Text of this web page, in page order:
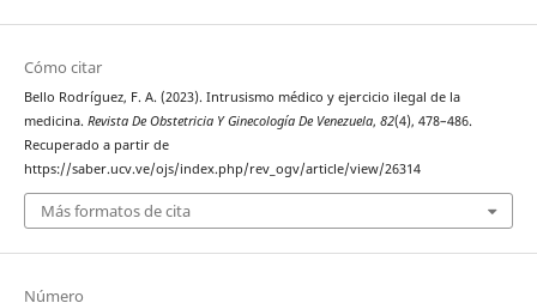
Cómo citar
Bello Rodríguez, F. A. (2023). Intrusismo médico y ejercicio ilegal de la
medicina. Revista De Obstetricia Y Ginecología De Venezuela, 82(4), 478–486.
Recuperado a partir de
https://saber.ucv.ve/ojs/index.php/rev_ogv/article/view/26314
Más formatos de cita
Número